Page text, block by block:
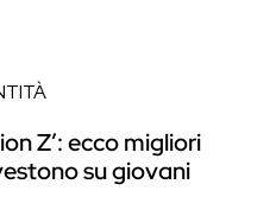
Z’: ecco migliori
su giovani